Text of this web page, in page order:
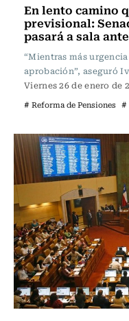
En lento camino
previsional:
pasará a sala
“Mientras más
aprobación”, aseguró
Viernes 26 de enero de
# Reforma de Pensiones #